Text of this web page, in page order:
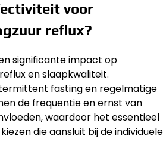
voor
reflux?
significante impact op
en slaapkwaliteit.
fasting en regelmatige
de frequentie en ernst van
waardoor het essentieel
die aansluit bij de individuele